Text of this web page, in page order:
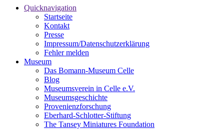
Quicknavigation
Startseite
Kontakt
Presse
Impressum/Datenschutzerklärung
Fehler melden
Museum
Das Bomann-Museum Celle
Blog
Museumsverein in Celle e.V.
Museumsgeschichte
Provenienzforschung
Eberhard-Schlotter-Stiftung
The Tansey Miniatures Foundation